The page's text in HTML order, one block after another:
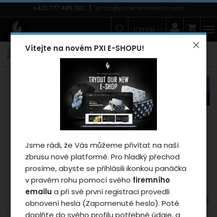
Vítejte na novém PXI E-SHOPU!
Jsme rádi, že Vás můžeme přivítat na naší
zbrusu nové platformě. Pro hladký přechod
prosíme, abyste se přihlásili ikonkou panáčka
v pravém rohu pomocí svého firemního
emailu a při své první registraci provedli
obnovení hesla (Zapomenuté heslo). Poté
doplňte do svého profilu potřebné údaje, a
+420 777 485 382 eshop@phoenix-investor.com
CZECH
Úvodní strana E-shop Zimní kolekce PXI
Mikiny PXI
Pánské mikiny
Mikina Phoenix PXI 2025 - man/white
Záleží nám na vašem
soukromí
Cookies používáme proto, abychom
zajistili funkčnosti webu a pokud nám
dáte souhlas, tak mimo jiné i proto
abychom vylepšili obsah stránek podle
vašich preferencí. Tlačítkem „Souhlasit
a zavřít“ udělíte souhlas s využíváním